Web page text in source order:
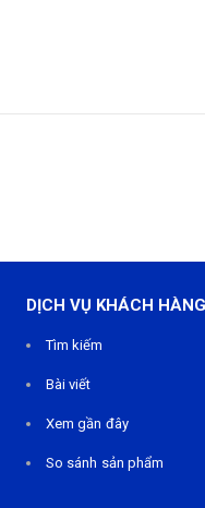
DỊCH VỤ KHÁCH HÀNG
Tìm kiếm
Bài viết
Xem gần đây
So sánh sản phẩm